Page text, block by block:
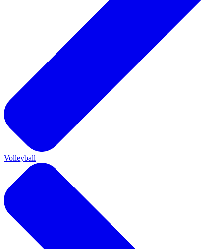
Volleyball